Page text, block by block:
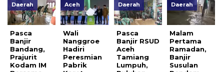
Daerah
Pasca
Banjir
Bandang,
Prajurit
Kodam IM
Aceh
Wali
Nanggroe
Hadiri
Peresmian
Pabrik
Daerah
Pasca
Banjir RSUD
Aceh
Tamiang
Lumpuh,
Daerah
Malam
Pertama
Ramadan,
Banjir
Susulan